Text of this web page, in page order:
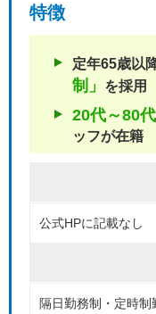
特徴
定年65歳以
制」
を採用
20代～80代
ッフが在籍
公式HPに記載なし
隔日勤務制・定時制